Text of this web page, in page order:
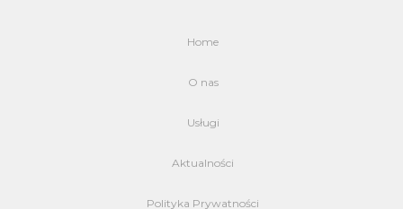
Home
O nas
Usługi
Aktualności
Polityka Prywatności